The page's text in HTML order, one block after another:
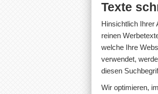
Texte
Hinsichtlich Ihrer
reinen
welche Ihre
verwendet,
diesen
Wir optimieren,